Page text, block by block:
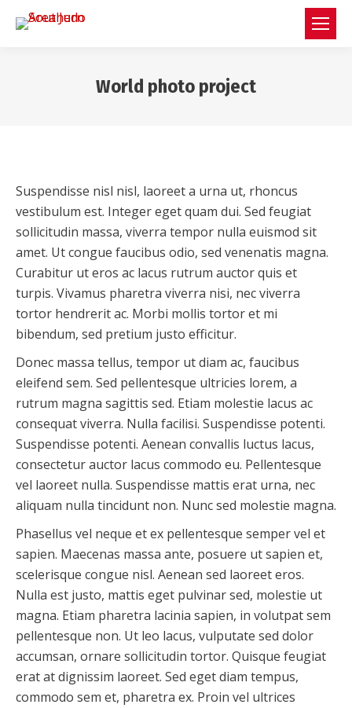
World photo project
Suspendisse nisl nisl, laoreet a urna ut, rhoncus
vestibulum est. Integer eget quam dui. Sed feugiat
sollicitudin massa, viverra tempor nulla euismod sit
amet. Ut congue faucibus odio, sed venenatis magna.
Curabitur ut eros ac lacus rutrum auctor quis et
turpis. Vivamus pharetra viverra nisi, nec viverra
tortor hendrerit ac. Morbi mollis tortor et mi
bibendum, sed pretium justo efficitur.
Donec massa tellus, tempor ut diam ac, faucibus
eleifend sem. Sed pellentesque ultricies lorem, a
rutrum magna sagittis sed. Etiam molestie lacus ac
consequat viverra. Nulla facilisi. Suspendisse potenti.
Suspendisse potenti. Aenean convallis luctus lacus,
consectetur auctor lacus commodo eu. Pellentesque
vel laoreet nulla. Suspendisse mattis erat urna, nec
aliquam nulla tincidunt non. Nunc sed molestie magna.
Phasellus vel neque et ex pellentesque semper vel et
sapien. Maecenas massa ante, posuere ut sapien et,
scelerisque congue nisl. Aenean sed laoreet eros.
Nulla est justo, mattis eget pulvinar sed, molestie ut
magna. Etiam pharetra lacinia sapien, in volutpat sem
pellentesque non. Ut leo lacus, vulputate sed dolor
accumsan, ornare sollicitudin tortor. Quisque feugiat
erat at dignissim laoreet. Sed eget diam tempus,
commodo sem et, pharetra ex. Proin vel ultrices